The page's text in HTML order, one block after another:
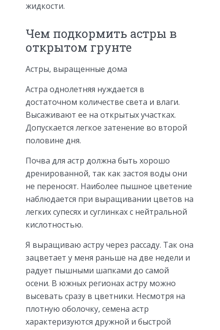
жидкости.
Чем подкормить астры в
открытом грунте
Астры, выращенные дома
Астра однолетняя нуждается в
достаточном количестве света и влаги.
Высаживают ее на открытых участках.
Допускается легкое затенение во второй
половине дня.
Почва для астр должна быть хорошо
дренированной, так как застоя воды они
не переносят. Наиболее пышное цветение
наблюдается при выращивании цветов на
легких супесях и суглинках с нейтральной
кислотностью.
Я выращиваю астру через рассаду. Так она
зацветает у меня раньше на две недели и
радует пышными шапками до самой
осени. В южных регионах астру можно
высевать сразу в цветники. Несмотря на
плотную оболочку, семена астр
характеризуются дружной и быстрой